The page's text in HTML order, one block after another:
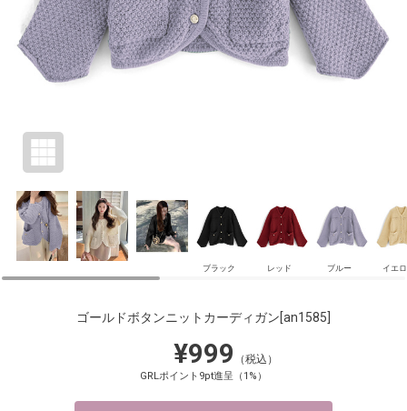
ブラック レッド ブルー イエ
ゴールドボタンニットカーディガン[an1585]
¥999 （税込）
GRLポイント9pt進呈（1%）